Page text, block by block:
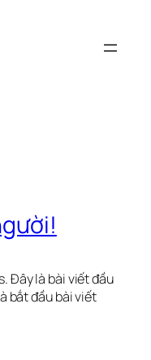
Đây là bài viết đầu
bắt đầu bài viết